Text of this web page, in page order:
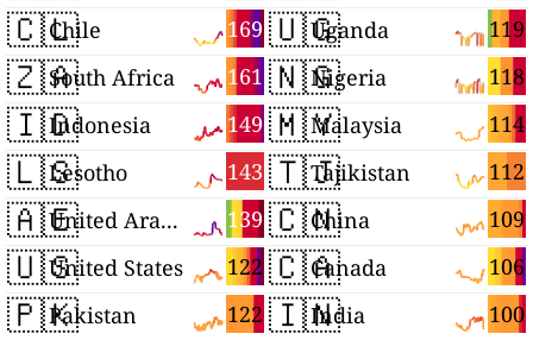
🇨🇱 169
Chile
🇿🇦 161
South Africa
🇮🇩 149
Indonesia
🇱🇸 143
Lesotho
🇦🇪 139
United Arab Emirates
🇺🇸 122
United States
🇵🇰 122
Pakistan
🇺🇬 119
Uganda
🇳🇬 118
Nigeria
🇲🇾 114
Malaysia
🇹🇯 112
Tajikistan
🇨🇳 109
China
🇨🇦 106
Canada
🇮🇳 100
India